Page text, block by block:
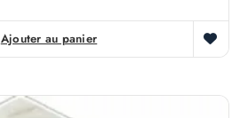
Ajouter au panier